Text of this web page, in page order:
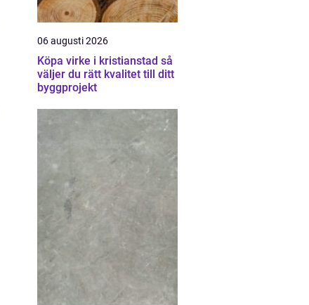
06 augusti 2026
Köpa virke i kristianstad så
väljer du rätt kvalitet till ditt
byggprojekt